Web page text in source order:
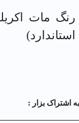
رنگ مات
استاندارد)
به اشتراک بزار :